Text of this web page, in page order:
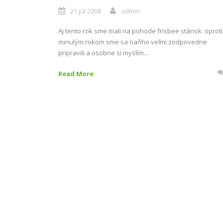
21 júl 2008 admin
Aj tento rok sme mali na pohode frisbee stánok. oproti
minulým rokom sme sa naňho veľmi zodpovedne
pripravili a osobne si myslím...
Read More